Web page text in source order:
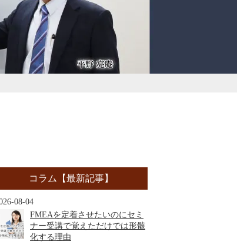
コラム【最新記事】
08-04
FMEAを定着させたいのにセミ
ナー受講で覚えただけでは形骸
化する理由